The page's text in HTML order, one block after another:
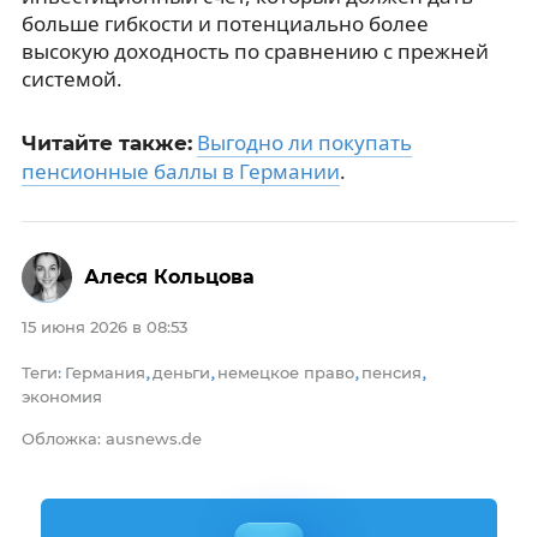
больше гибкости и потенциально более
высокую доходность по сравнению с прежней
системой.
Читайте также: Выгодно ли покупать
пенсионные баллы в Германии.
15 июня 2026 в 08:53
Теги: Германия, деньги, немецкое право, пенсия,
экономия
Обложка: ausnews.de
Алеся Кольцова